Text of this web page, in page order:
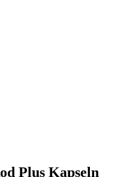
Plus Kapseln